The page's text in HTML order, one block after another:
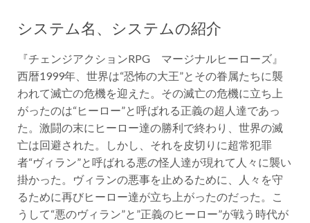
システム名、システムの紹介
『チェンジアクションRPG マージナルヒーローズ』
西暦1999年、世界は“恐怖の大王”とその眷属たちに襲
われて滅亡の危機を迎えた。その滅亡の危機に立ち上
がったのは“ヒーロー”と呼ばれる正義の超人達であっ
た。激闘の末にヒーロー達の勝利で終わり、世界の滅
亡は回避された。しかし、それを皮切りに超常犯罪
者“ヴィラン”と呼ばれる悪の怪人達が現れて人々に襲い
掛かった。ヴィランの悪事を止めるために、人々を守
るために再びヒーロー達が立ち上がったのだった。こ
うして“悪のヴィラン”と”正義のヒーロー”が戦う時代が